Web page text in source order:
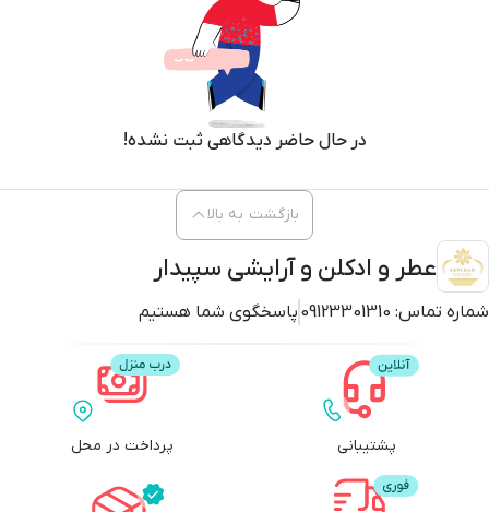
در حال حاضر دیدگاهی ثبت نشده!
عطر و ادکلن و آرایشی سپیدار
شماره تماس: 09123301310 پاسخگوی شما هستیم
بازگشت به بالا
پشتیبانی پرداخت در محل